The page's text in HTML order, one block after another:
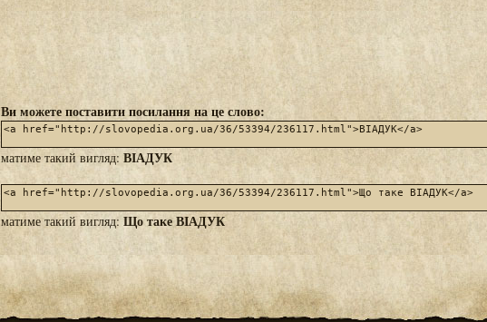
Ви можете поставити посилання на це слово:
матиме такий вигляд: ВІАДУК
матиме такий вигляд: Що таке ВІАДУК